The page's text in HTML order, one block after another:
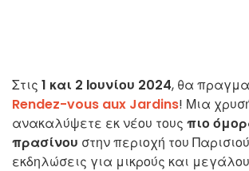
Στις 1 και 2 Ιουνίου 2024, θα
Rendez-vous aux Jardins! Μια
ανακαλύψετε εκ νέου τους πιο
πρασίνου στην περιοχή του
εκδηλώσεις για μικρούς και